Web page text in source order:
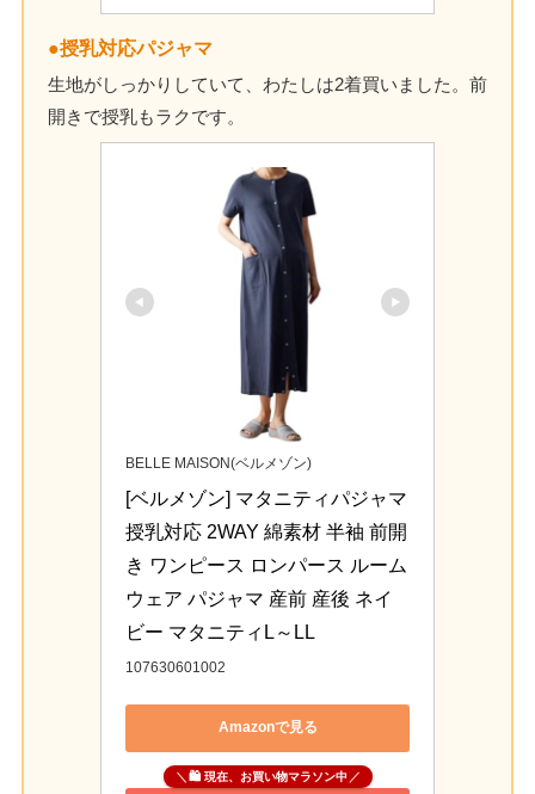
●授乳対応パジャマ
生地がしっかりしていて、わたしは2着買いました。前
開きで授乳もラクです。
BELLE MAISON(ベルメゾン)
[ベルメゾン] マタニティパジャマ
授乳対応 2WAY 綿素材 半袖 前開
き ワンピース ロンパース ルーム
ウェア パジャマ 産前 産後 ネイ
ビー マタニティL～LL
107630601002
Amazonで見る
🛍 現在、お買い物マラソン中